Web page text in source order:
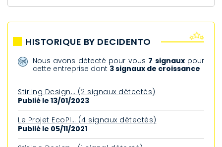
HISTORIQUE BY DECIDENTO
Nous avons détecté pour vous 7 signauxpour
cette entreprise dont3 signaux de croissance
Stirling Design… (2 signaux détectés)
Publié le 13/01/2023
Le Projet EcoPl… (4 signaux détectés)
Publié le 05/11/2021